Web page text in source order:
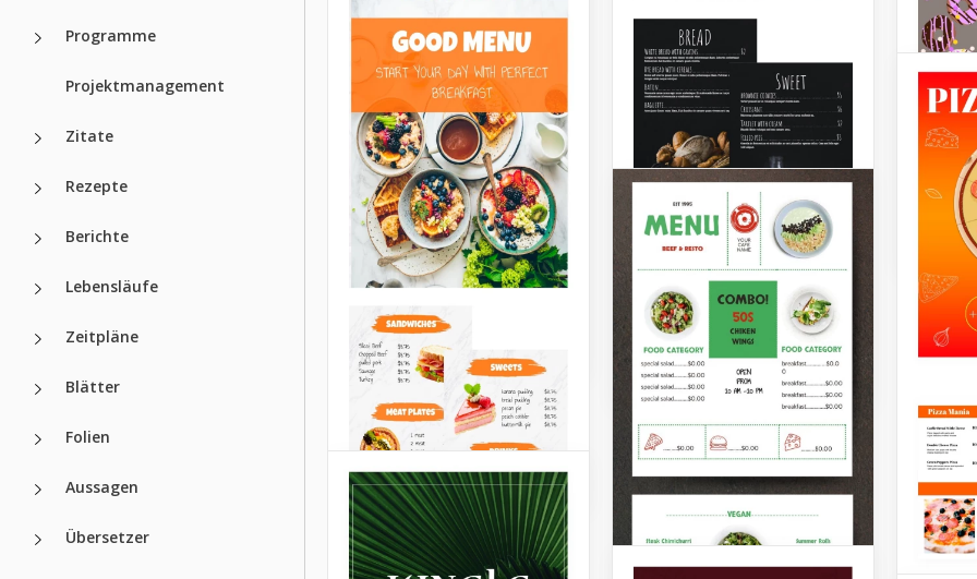
Programme
Projektmanagement
Zitate
Rezepte
Berichte
Lebensläufe
Zeitpläne
Blätter
Folien
Aussagen
Übersetzer
Dunkle italienische
Restaurantkarte
Es gibt so viele Menschen,
die einfach verrückt nach
italienischem Essen sind.
Aber die Anzahl der
Restaurants mit solchen
Gerichten ist auch ziemlich
hoch, egal wo du lebst.
Google Slides
Editierbares
chinesisches
Restaurant-
Broschüre
Haben Sie nach
verschiedenen
Möglichkeiten gesucht, um
für Ihr chinesisches
Restaurant zu werben?
Google Slides
Editierbare BBQ-
Menüvorlage
Wenn
neues
Google
Café